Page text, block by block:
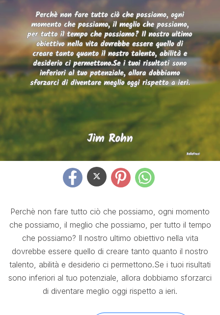
Perchè non fare tutto ciò che possiamo, ogni momento
che possiamo, il meglio che possiamo, per tutto il tempo
che possiamo? Il nostro ultimo obiettivo nella vita
dovrebbe essere quello di creare tanto quanto il nostro
talento, abilità e desiderio ci permettono.Se i tuoi risultati
sono inferiori al tuo potenziale, allora dobbiamo sforzarci
di diventare meglio oggi rispetto a ieri.